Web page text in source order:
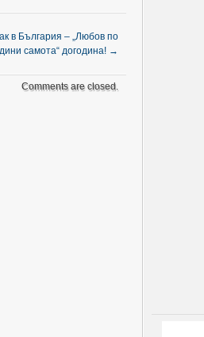
в България – „Любов по
самота“ догодина! →
Comments are closed.